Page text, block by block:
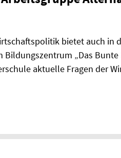
bietet auch in
Bildungszentrum „Das
aktuelle Fragen der